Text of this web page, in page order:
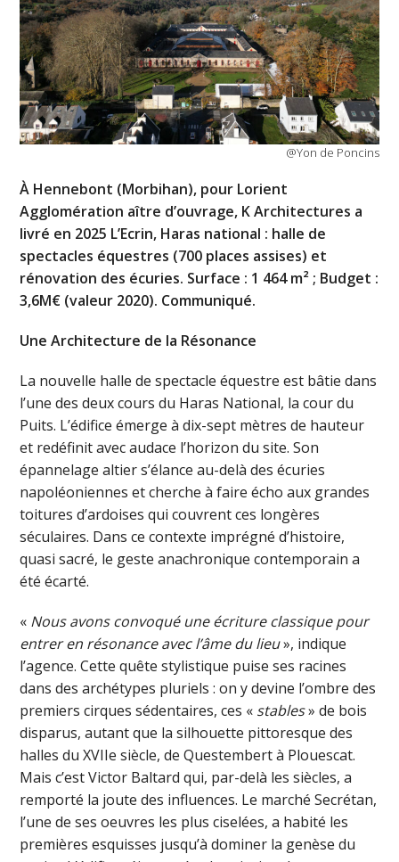
@Yon de Poncins
À Hennebont (Morbihan), pour Lorient
Agglomération aître d’ouvrage, K Architectures a
livré en 2025 L’Ecrin, Haras national : halle de
spectacles équestres (700 places assises) et
rénovation des écuries. Surface : 1 464 m² ; Budget :
3,6M€ (valeur 2020). Communiqué.
Une Architecture de la Résonance
La nouvelle halle de spectacle équestre est bâtie dans
l’une des deux cours du Haras National, la cour du
Puits. L’édifice émerge à dix-sept mètres de hauteur
et redéfinit avec audace l’horizon du site. Son
épannelage altier s’élance au-delà des écuries
napoléoniennes et cherche à faire écho aux grandes
toitures d’ardoises qui couvrent ces longères
séculaires. Dans ce contexte imprégné d’histoire,
quasi sacré, le geste anachronique contemporain a
été écarté.
« Nous avons convoqué une écriture classique pour
entrer en résonance avec l’âme du lieu», indique
l’agence. Cette quête stylistique puise ses racines
dans des archétypes pluriels : on y devine l’ombre des
premiers cirques sédentaires, ces « stables» de bois
disparus, autant que la silhouette pittoresque des
halles du XVIIe siècle, de Questembert à Plouescat.
Mais c’est Victor Baltard qui, par-delà les siècles, a
remporté la joute des influences. Le marché Secrétan,
l’une de ses oeuvres les plus ciselées, a habité les
premières esquisses jusqu’à dominer la genèse du